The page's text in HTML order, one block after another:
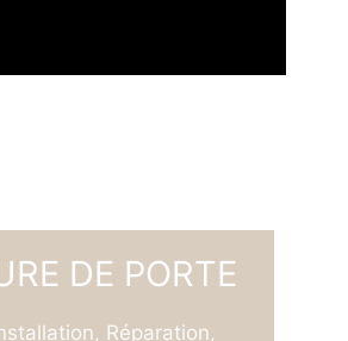
DE PORTE
Réparation,